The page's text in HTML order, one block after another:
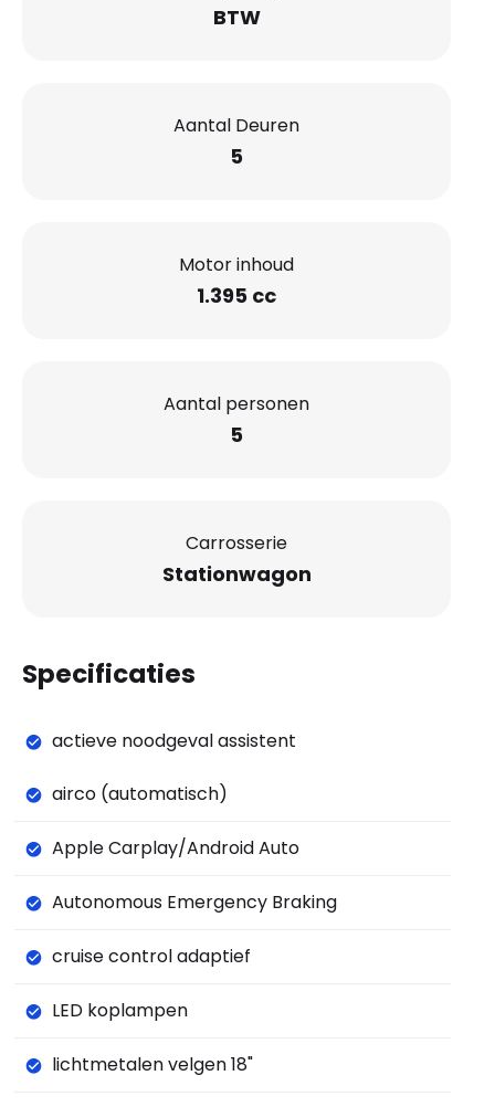
BTW
Aantal Deuren
5
Motor inhoud
1.395 cc
Aantal personen
5
Carrosserie
Stationwagon
Specificaties
actieve noodgeval assistent
airco (automatisch)
Apple Carplay/Android Auto
Autonomous Emergency Braking
cruise control adaptief
LED koplampen
lichtmetalen velgen 18"